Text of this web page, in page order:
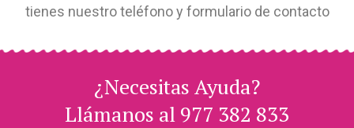
tienes nuestro teléfono y formulario de contacto
¿Necesitas Ayuda?
Llámanos al 977 382 833